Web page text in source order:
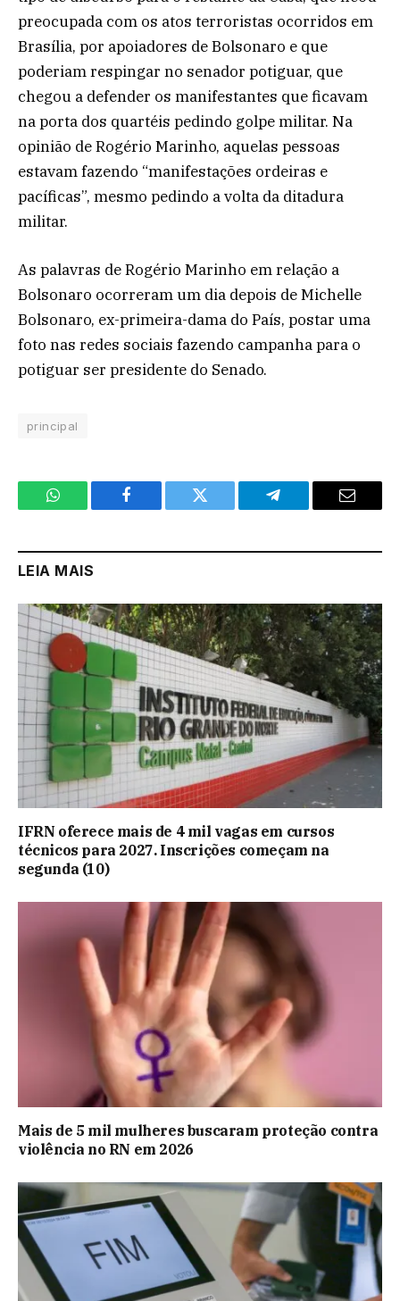
preocupada com os atos terroristas ocorridos em
Brasília, por apoiadores de Bolsonaro e que
poderiam respingar no senador potiguar, que
chegou a defender os manifestantes que ficavam
na porta dos quartéis pedindo golpe militar. Na
opinião de Rogério Marinho, aquelas pessoas
estavam fazendo “manifestações ordeiras e
pacíficas”, mesmo pedindo a volta da ditadura
militar.
As palavras de Rogério Marinho em relação a
Bolsonaro ocorreram um dia depois de Michelle
Bolsonaro, ex-primeira-dama do País, postar uma
foto nas redes sociais fazendo campanha para o
potiguar ser presidente do Senado.
principal
WhatsApp Facebook Twitter Telegram Email
LEIA MAIS
IFRN oferece mais de 4 mil vagas em cursos
técnicos para 2027. Inscrições começam na
segunda (10)
Mais de 5 mil mulheres buscaram proteção contra
violência no RN em 2026